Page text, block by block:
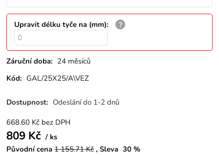
Upravit délku tyče na (mm):
Záruční doba: 24 měsíců
Kód: GAL/25X25/A\VEZ
Dostupnost: Odeslání do 1-2 dnů
668.60 Kč bez DPH
809 Kč
ks
Původní cena 1 155.71Kč Sleva 30 %